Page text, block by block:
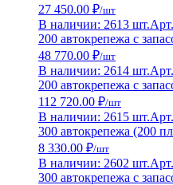
27 450.00 ₽/шт
В наличии: 2613 шт.
200 автокрепежа с
48 770.00 ₽/шт
В наличии: 2614 шт.
200 автокрепежа с
112 720.00 ₽/шт
В наличии: 2615 шт.
300 автокрепежа (200
8 330.00 ₽/шт
В наличии: 2602 шт.
300 автокрепежа с